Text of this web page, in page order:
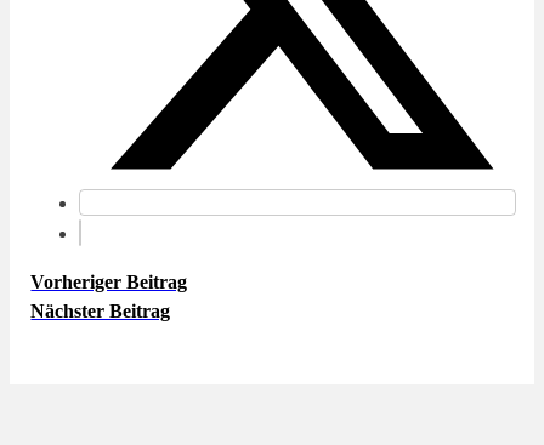
Vorheriger Beitrag
Nächster Beitrag